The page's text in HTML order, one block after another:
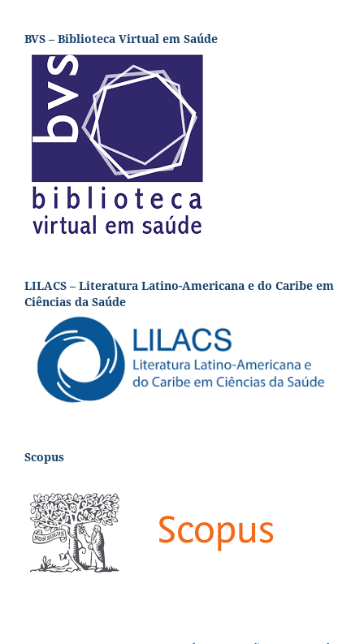
BVS – Biblioteca Virtual em Saúde
LILACS – Literatura Latino-Americana e do Caribe em
Ciências da Saúde
Scopus